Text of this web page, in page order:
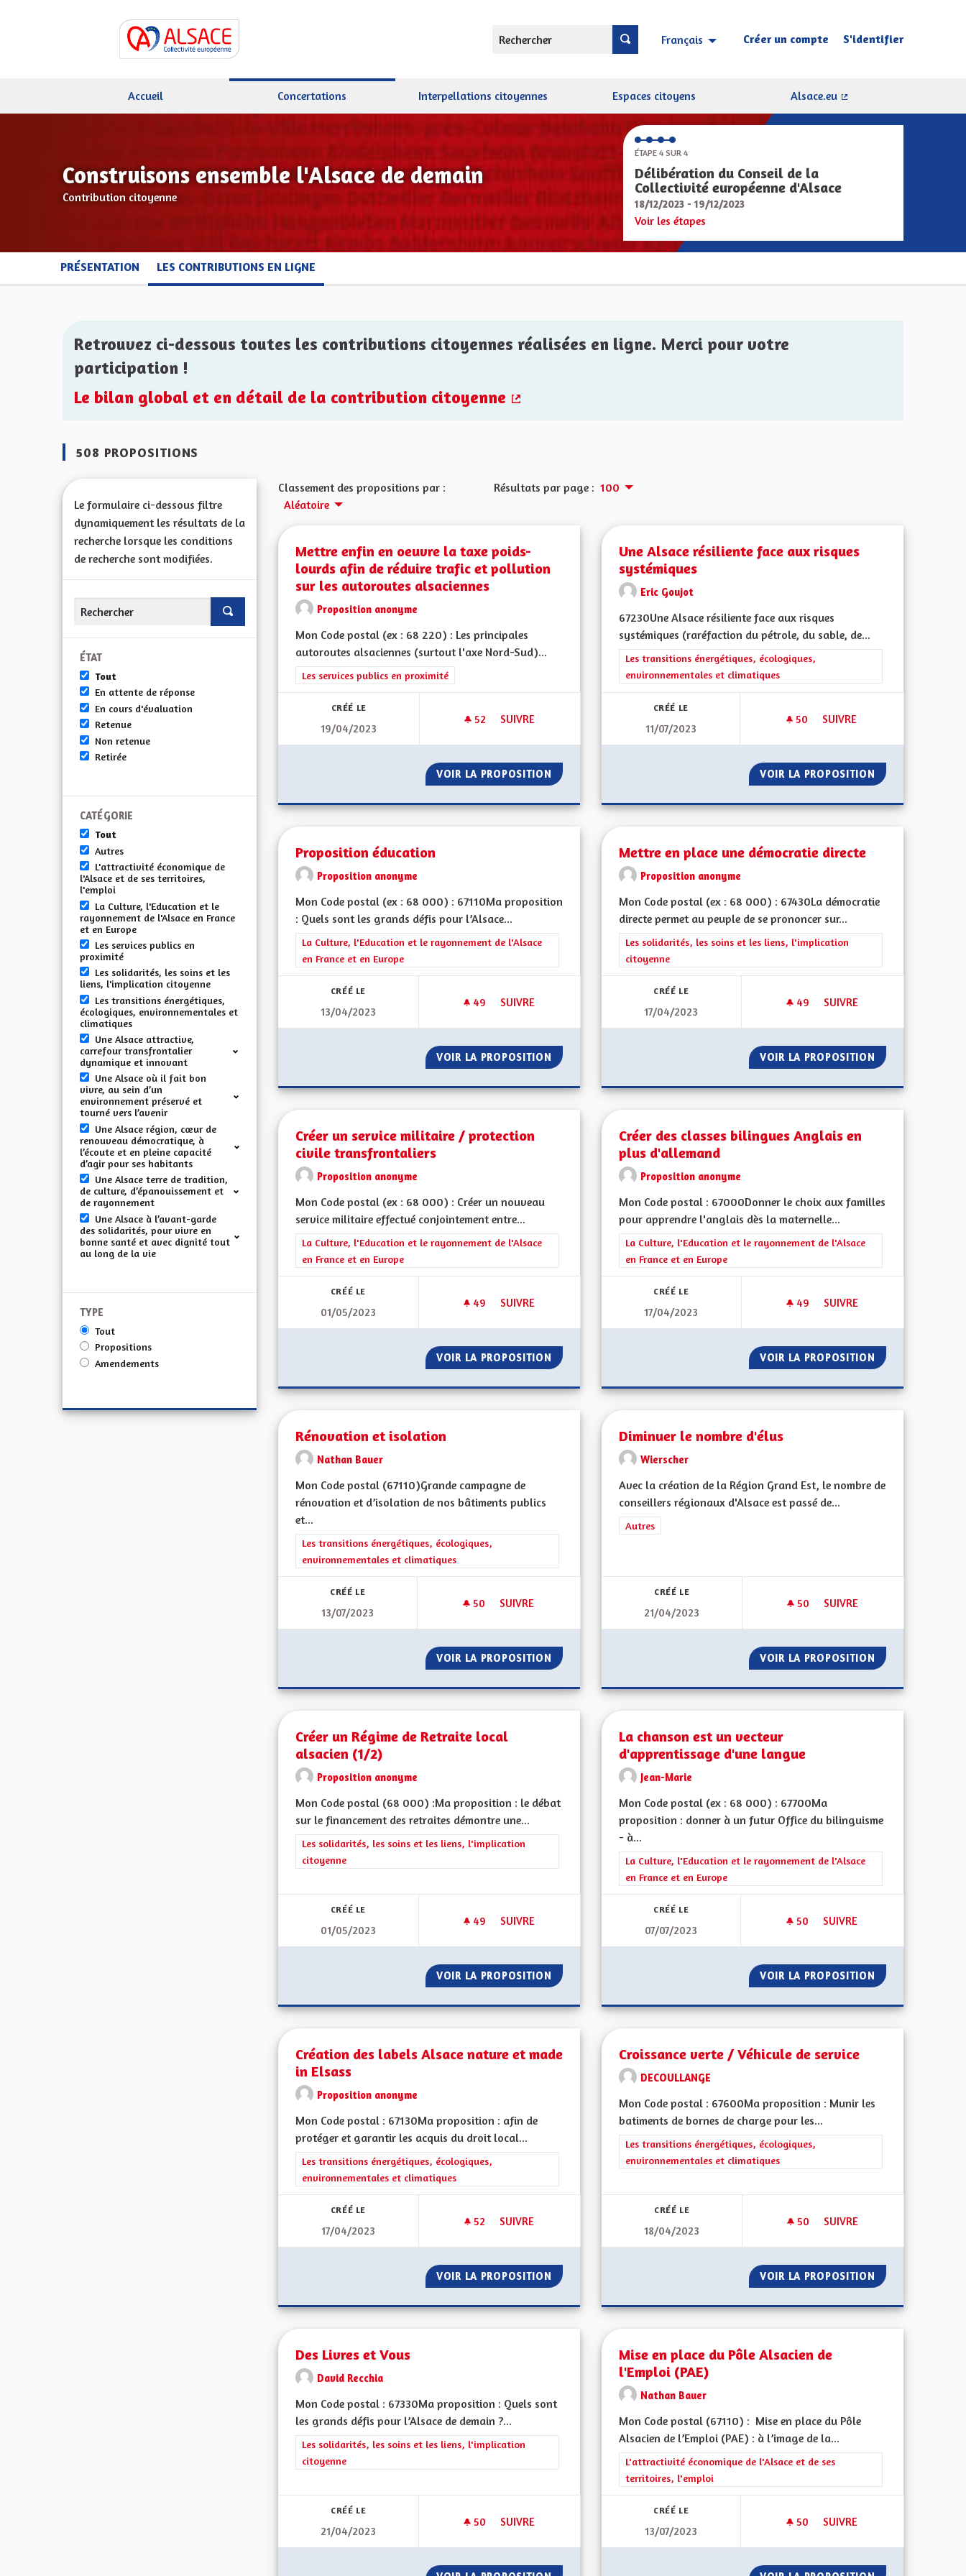
Rechercher Français Choisir la langue Sprache wählen
Créer un compte S'identifier
Accueil Concertations Interpellations citoyennes Espaces citoyens
Alsace.eu
Construisons ensemble l'Alsace de demain
Contribution citoyenne
ÉTAPE 4 SUR 4
Délibération du Conseil de la
Collectivité européenne d'Alsace
18/12/2023 - 19/12/2023
Voir les étapes
PRÉSENTATION LES CONTRIBUTIONS EN LIGNE
Retrouvez ci-dessous toutes les contributions citoyennes réalisées en ligne. Merci pour votre
participation !
Le bilan global et en détail de la contribution citoyenne
508 PROPOSITIONS
Le formulaire ci-dessous filtre
dynamiquement les résultats de la
recherche lorsque les conditions
de recherche sont modifiées.
ÉTAT
Tout
En attente de réponse
En cours d'évaluation
Retenue
Non retenue
Retirée
CATÉGORIE
Tout
Autres
L'attractivité économique de
l'Alsace et de ses territoires,
l'emploi
La Culture, l'Education et le
rayonnement de l'Alsace en France
et en Europe
Les services publics en
proximité
Les solidarités, les soins et les
liens, l'implication citoyenne
Les transitions énergétiques,
écologiques, environnementales et
climatiques
Une Alsace attractive,
carrefour transfrontalier
dynamique et innovant
Une Alsace où il fait bon
vivre, au sein d’un
environnement préservé et
tourné vers l’avenir
Une Alsace région, cœur de
renouveau démocratique, à
l’écoute et en pleine capacité
d’agir pour ses habitants
Une Alsace terre de tradition,
de culture, d’épanouissement et
de rayonnement
Une Alsace à l’avant-garde
des solidarités, pour vivre en
bonne santé et avec dignité tout
au long de la vie
TYPE
Tout
Propositions
Amendements
Classement des propositions par :
Aléatoire
Résultats par page : 100
Mettre enfin en oeuvre la taxe poids-
lourds afin de réduire trafic et pollution
sur les autoroutes alsaciennes
Proposition anonyme
Mon Code postal (ex : 68 220) : Les principales
autoroutes alsaciennes (surtout l'axe Nord-Sud)...
Filtrer les résultats de la catégorie : Les services publics en proximité
Les services publics en proximité
CRÉÉ LE
19/04/2023
52 52 ABONNÉS
SUIVRE
METTRE ENFIN EN OEUVRE LA TAXE POIDS-LOURDS AFIN DE RÉDUIRE TRAFIC ET POLLUTION SUR
VOIR LA PROPOSITION METTRE ENFIN EN OEUVRE LA TAXE POIDS-LOURDS AFIN DE RÉDUIRE TRAFIC
Une Alsace résiliente face aux risques
systémiques
Eric Goujot
67230Une Alsace résiliente face aux risques
systémiques (raréfaction du pétrole, du sable, de...
Filtrer les résultats de la catégorie : Les transitions énergétiques,
Les transitions énergétiques, écologiques,
environnementales et climatiques
CRÉÉ LE
11/07/2023
50 50 ABONNÉS
SUIVRE
VOIR LA PROPOSITION UNE ALSACE
Proposition éducation
Proposition anonyme
Mon Code postal (ex : 68 000) : 67110Ma proposition
: Quels sont les grands défis pour l’Alsace...
Filtrer les résultats de la catégorie : La Culture, l'Education et le rayonnement de l'Alsace en France et en Europe
La Culture, l'Education et le rayonnement de l'Alsace
en France et en Europe
CRÉÉ LE
13/04/2023
49 49 ABONNÉS
SUIVRE
VOIR LA PROPOSITION PROPOSITION ÉDUCATION
Mettre en place une démocratie directe
Proposition anonyme
Mon Code postal (ex : 68 000) : 67430La démocratie
directe permet au peuple de se prononcer sur...
Filtrer les résultats de la catégorie : Les solidarités, les soins et les liens,
Les solidarités, les soins et les liens, l'implication
citoyenne
CRÉÉ LE
17/04/2023
49 49 ABONNÉS
SUIVRE
VOIR LA PROPOSITION METTRE EN
Créer un service militaire / protection
civile transfrontaliers
Proposition anonyme
Mon Code postal (ex : 68 000) : Créer un nouveau
service militaire effectué conjointement entre...
Filtrer les résultats de la catégorie : La Culture, l'Education et le rayonnement de l'Alsace en France et en Europe
La Culture, l'Education et le rayonnement de l'Alsace
en France et en Europe
CRÉÉ LE
01/05/2023
49 49 ABONNÉS
SUIVRE
CRÉER UN SERVICE MILITAIRE / PROTECTION CIVILE TRANSFRONTALIERS
VOIR LA PROPOSITION CRÉER UN SERVICE MILITAIRE / PROTECTION CIVILE TRANSFRONTALIERS
Créer des classes bilingues Anglais en
plus d'allemand
Proposition anonyme
Mon Code postal : 67000Donner le choix aux familles
pour apprendre l'anglais dès la maternelle...
Filtrer les résultats de la catégorie : La Culture, l'Education et le
La Culture, l'Education et le rayonnement de l'Alsace
en France et en Europe
CRÉÉ LE
17/04/2023
49 49 ABONNÉS
SUIVRE
VOIR LA PROPOSITION CRÉER DES
Rénovation et isolation
Nathan Bauer
Mon Code postal (67110)Grande campagne de
rénovation et d’isolation de nos bâtiments publics
et...
Filtrer les résultats de la catégorie : Les transitions énergétiques, écologiques, environnementales et climatiques
Les transitions énergétiques, écologiques,
environnementales et climatiques
CRÉÉ LE
13/07/2023
50 50 ABONNÉS
SUIVRE
VOIR LA PROPOSITION RÉNOVATION ET ISOLATION
Diminuer le nombre d'élus
Wierscher
Avec la création de la Région Grand Est, le nombre de
conseillers régionaux d'Alsace est passé de...
Filtrer les résultats de la catégorie : Autres
Autres
CRÉÉ LE
21/04/2023
50 50 ABONNÉS
SUIVRE
VOIR LA PROPOSITION DIMINUER LE
Créer un Régime de Retraite local
alsacien (1/2)
Proposition anonyme
Mon Code postal (68 000) :Ma proposition : le débat
sur le financement des retraites démontre une...
Filtrer les résultats de la catégorie : Les solidarités, les soins et les liens, l'implication citoyenne
Les solidarités, les soins et les liens, l'implication
citoyenne
CRÉÉ LE
01/05/2023
49 49 ABONNÉS
SUIVRE
CRÉER UN RÉGIME DE RETRAITE LOCAL ALSACIEN (1/2)
VOIR LA PROPOSITION CRÉER UN RÉGIME DE RETRAITE LOCAL ALSACIEN (1/2)
La chanson est un vecteur
d'apprentissage d'une langue
Jean-Marie
Mon Code postal (ex : 68 000) : 67700Ma
proposition : donner à un futur Office du bilinguisme
- à...
Filtrer les résultats de la catégorie : La Culture, l'Education et le
La Culture, l'Education et le rayonnement de l'Alsace
en France et en Europe
CRÉÉ LE
07/07/2023
50 50 ABONNÉS
SUIVRE
VOIR LA PROPOSITION LA CHANSON
Création des labels Alsace nature et made
in Elsass
Proposition anonyme
Mon Code postal : 67130Ma proposition : afin de
protéger et garantir les acquis du droit local...
Filtrer les résultats de la catégorie : Les transitions énergétiques, écologiques, environnementales et climatiques
Les transitions énergétiques, écologiques,
environnementales et climatiques
CRÉÉ LE
17/04/2023
52 52 ABONNÉS
SUIVRE
CRÉATION DES LABELS ALSACE NATURE ET MADE IN ELSASS
VOIR LA PROPOSITION CRÉATION DES LABELS ALSACE NATURE ET MADE IN ELSASS
Croissance verte / Véhicule de service
DECOULLANGE
Mon Code postal : 67600Ma proposition : Munir les
batiments de bornes de charge pour les...
Filtrer les résultats de la catégorie : Les transitions énergétiques,
Les transitions énergétiques, écologiques,
environnementales et climatiques
CRÉÉ LE
18/04/2023
50 50 ABONNÉS
SUIVRE
VOIR LA PROPOSITION CROISSANCE
Des Livres et Vous
David Recchia
Mon Code postal : 67330Ma proposition : Quels sont
les grands défis pour l’Alsace de demain ?...
Filtrer les résultats de la catégorie : Les solidarités, les soins et les liens, l'implication citoyenne
Les solidarités, les soins et les liens, l'implication
citoyenne
CRÉÉ LE
21/04/2023
50 50 ABONNÉS
SUIVRE
Mise en place du Pôle Alsacien de
l'Emploi (PAE)
Nathan Bauer
Mon Code postal (67110) : Mise en place du Pôle
Alsacien de l’Emploi (PAE) : à l’image de la...
Filtrer les résultats de la catégorie : L'attractivité économique de l'Alsace
L'attractivité économique de l'Alsace et de ses
territoires, l'emploi
CRÉÉ LE
13/07/2023
50 50 ABONNÉS
SUIVRE